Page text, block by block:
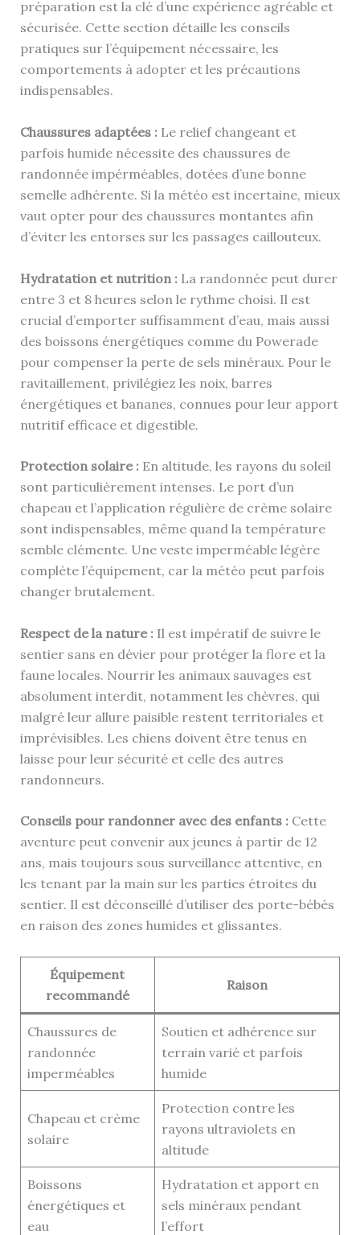
préparation est la clé d’une expérience agréable et
sécurisée. Cette section détaille les conseils
pratiques sur l’équipement nécessaire, les
comportements à adopter et les précautions
indispensables.
Chaussures adaptées :Le relief changeant et
parfois humide nécessite des chaussures de
randonnée impérméables, dotées d’une bonne
semelle adhérente. Si la météo est incertaine, mieux
vaut opter pour des chaussures montantes afin
d’éviter les entorses sur les passages caillouteux.
Hydratation et nutrition :La randonnée peut durer
entre 3 et 8 heures selon le rythme choisi. Il est
crucial d’emporter suffisamment d’eau, mais aussi
des boissons énergétiques comme du Powerade
pour compenser la perte de sels minéraux. Pour le
ravitaillement, privilégiez les noix, barres
énergétiques et bananes, connues pour leur apport
nutritif efficace et digestible.
Protection solaire :En altitude, les rayons du soleil
sont particulièrement intenses. Le port d’un
chapeau et l’application régulière de crème solaire
sont indispensables, même quand la température
semble clémente. Une veste imperméable légère
complète l’équipement, car la météo peut parfois
changer brutalement.
Respect de la nature :Il est impératif de suivre le
sentier sans en dévier pour protéger la flore et la
faune locales. Nourrir les animaux sauvages est
absolument interdit, notamment les chèvres, qui
malgré leur allure paisible restent territoriales et
imprévisibles. Les chiens doivent être tenus en
laisse pour leur sécurité et celle des autres
randonneurs.
Conseils pour randonner avec des enfants :Cette
aventure peut convenir aux jeunes à partir de 12
ans, mais toujours sous surveillance attentive, en
les tenant par la main sur les parties étroites du
sentier. Il est déconseillé d’utiliser des porte-bébés
en raison des zones humides et glissantes.
Équipement
recommandé
Raison
Chaussures de
randonnée
imperméables
Soutien et adhérence sur
terrain varié et parfois
humide
Chapeau et crème
solaire
Protection contre les
rayons ultraviolets en
altitude
Boissons
énergétiques et
eau
Hydratation et apport en
sels minéraux pendant
l’effort